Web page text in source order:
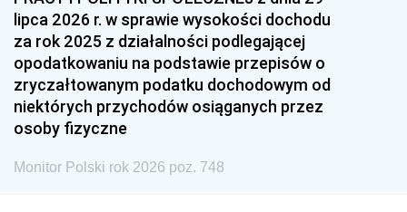
lipca 2026 r. w sprawie wysokości dochodu
za rok 2025 z działalności podlegającej
opodatkowaniu na podstawie przepisów o
zryczałtowanym podatku dochodowym od
niektórych przychodów osiąganych przez
osoby fizyczne
Monitor Polski rok 2026 poz. 748